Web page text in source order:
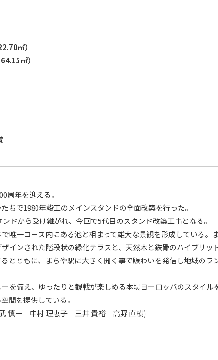
㎡）
㎡）
周年を迎える。
ちで1980年竣工のメインスタンドの全面改築を行った。
ドから受け継がれ、今回で5代目のスタンド改築工事となる。
唯一コース内にある池と相まって雄大な景観を形成している。ま
インされた階段状の緑化テラスと、天然木と鉄骨のハイブリッ
とともに、まちや駅に大きく開く事で賑わいを発信し地域のラ
を備え、ゆったりと観戦が楽しめる本場ヨーロッパのスタイル
間を提供している。
慎一 中村 理恵子 三井 貴裕 高野 直樹)